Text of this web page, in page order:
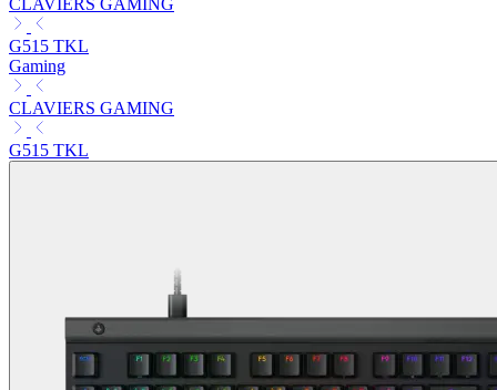
CLAVIERS GAMING
G515 TKL
Gaming
CLAVIERS GAMING
G515 TKL